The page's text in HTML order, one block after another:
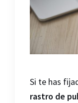
Si te has
rastro de